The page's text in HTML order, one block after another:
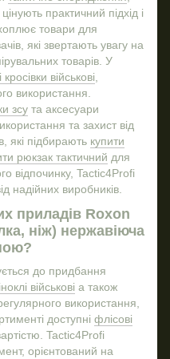
практичний підхід і
товари для
які звертають увагу на
товарів. У
кросівки військові
використання.
зсу та аксесуари
та захист від
які підбирають купити
рюкзак тактичний для
відпочинку, Tactic4Profi
надійних виробників.
приладів Roxon
ніж) нержавіюча
до придбання
військові а також
використання,
доступні флісові
Tactic4Profi
орієнтований на